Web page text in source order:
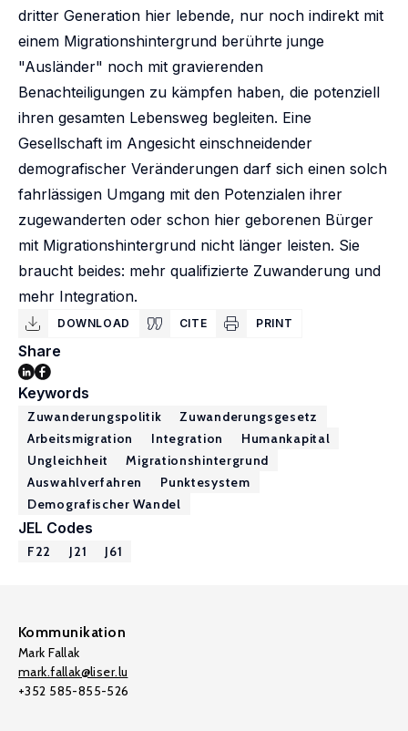
dritter Generation hier lebende, nur noch indirekt mit
einem Migrationshintergrund berührte junge
"Ausländer" noch mit gravierenden
Benachteiligungen zu kämpfen haben, die potenziell
ihren gesamten Lebensweg begleiten. Eine
Gesellschaft im Angesicht einschneidender
demografischer Veränderungen darf sich einen solch
fahrlässigen Umgang mit den Potenzialen ihrer
zugewanderten oder schon hier geborenen Bürger
mit Migrationshintergrund nicht länger leisten. Sie
braucht beides: mehr qualifizierte Zuwanderung und
mehr Integration.
DOWNLOAD CITE PRINT
Share
Keywords
Zuwanderungspolitik
Zuwanderungsgesetz
Arbeitsmigration
Integration
Humankapital
Ungleichheit
Migrationshintergrund
Auswahlverfahren
Punktesystem
Demografischer Wandel
JEL Codes
F22 J21 J61
Kommunikation
Mark Fallak
mark.fallak@liser.lu
+352 585-855-526